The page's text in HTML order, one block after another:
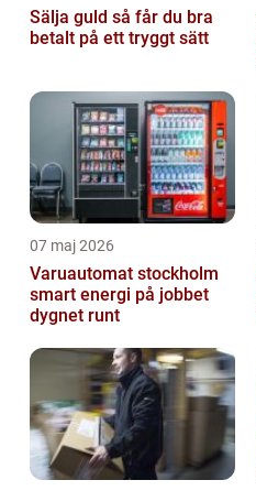
Sälja guld så får du bra
betalt på ett tryggt sätt
07 maj 2026
Varuautomat stockholm
smart energi på jobbet
dygnet runt